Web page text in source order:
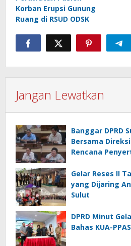
Korban Erupsi Gunung
Ruang di RSUD ODSK
Jangan Lewatkan
Banggar DPRD
Bersama
Rencana
Gelar Reses II
yang Dijaring
Sulut
DPRD Minut
Bahas KUA-